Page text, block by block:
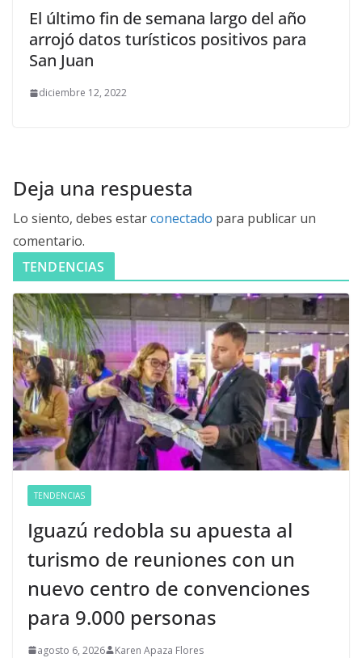
El último fin de semana largo del año
arrojó datos turísticos positivos para
San Juan
diciembre 12, 2022
Deja una respuesta
Lo siento, debes estarconectado para publicar un
comentario.
TENDENCIAS
TENDENCIAS
Iguazú redobla su apuesta al
turismo de reuniones con un
nuevo centro de convenciones
para 9.000 personas
agosto 6, 2026 Karen Apaza Flores